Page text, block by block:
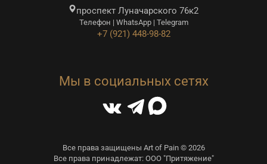
проспект Луначарского 76к2
Телефон | WhatsApp | Telegram
+7 (921) 448-98-82
Мы в социальных сетях
Все права защищены Art of Pain © 2026
Все права принадлежат: ООО "Притяжение"